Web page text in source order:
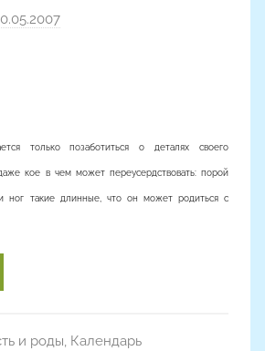
только позаботиться о деталях своего
кое в чем может переусердствовать: порой
ног такие длинные, что он может родиться с
и роды Календарь